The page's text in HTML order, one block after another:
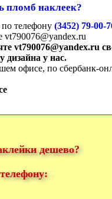
пломб наклеек?
по телефону (3452) 79-00-
vt790076@yandex.ru
vt790076@yandex.ru
дизайна у нас.
офисе, по сбербанк-
дешево?